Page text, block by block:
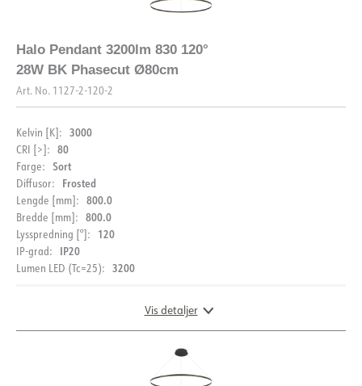
Halo Pendant 3200lm 830 120°
28W BK Phasecut Ø80cm
Art. No. 1127-2-120-2
Kelvin [K]: 3000
CRI [>]: 80
Farge: Sort
Diffusor: Frosted
Lengde [mm]: 800.0
Bredde [mm]: 800.0
Lysspredning [°]: 120
IP-grad: IP20
Lumen LED (Tc=25): 3200
Vis detaljer